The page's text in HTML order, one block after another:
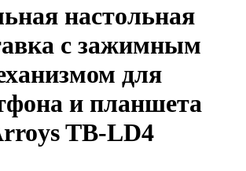
настольная
с зажимным
для
и планшета
TB-LD4